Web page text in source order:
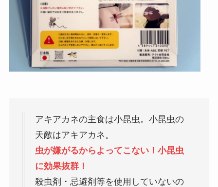
アキアカネの主食は小昆虫。小昆虫の
天敵はアキアカネ。
虫が嫌がるからよってこない！小昆虫
に効果抜群！
殺虫剤・忌避剤等を使用していないの